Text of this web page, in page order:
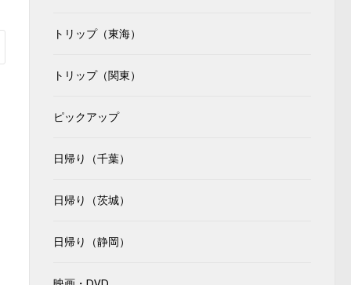
トリップ（東海）
トリップ（関東）
ピックアップ
日帰り（千葉）
日帰り（茨城）
日帰り（静岡）